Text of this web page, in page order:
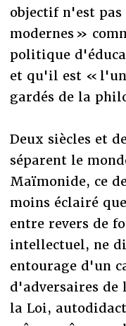
objectif n'est
modernes »
politique
et qu'il est « l'un
gardés de la
Deux siècles et
séparent le
Maïmonide, ce
moins éclairé
entre revers de
intellectuel, ne
entourage d'un
d'adversaires de
la Loi,